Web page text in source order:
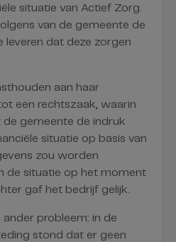
situatie van Actief Zorg.
van de gemeente de
leveren dat deze zorgen
aan haar
een rechtszaak, waarin
gemeente de indruk
situatie op basis van
zou worden
de situatie op het moment
gaf het bedrijf gelijk.
probleem: in de
stond dat er geen